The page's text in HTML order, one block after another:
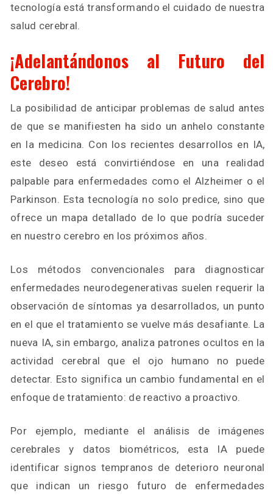
tecnología está transformando el cuidado de nuestra
salud cerebral.
¡Adelantándonos al Futuro del
Cerebro!
La posibilidad de anticipar problemas de salud antes
de que se manifiesten ha sido un anhelo constante
en la medicina. Con los recientes desarrollos en IA,
este deseo está convirtiéndose en una realidad
palpable para enfermedades como el Alzheimer o el
Parkinson. Esta tecnología no solo predice, sino que
ofrece un mapa detallado de lo que podría suceder
en nuestro cerebro en los próximos años.
Los métodos convencionales para diagnosticar
enfermedades neurodegenerativas suelen requerir la
observación de síntomas ya desarrollados, un punto
en el que el tratamiento se vuelve más desafiante. La
nueva IA, sin embargo, analiza patrones ocultos en la
actividad cerebral que el ojo humano no puede
detectar. Esto significa un cambio fundamental en el
enfoque de tratamiento: de reactivo a proactivo.
Por ejemplo, mediante el análisis de imágenes
cerebrales y datos biométricos, esta IA puede
identificar signos tempranos de deterioro neuronal
que indican un riesgo futuro de enfermedades